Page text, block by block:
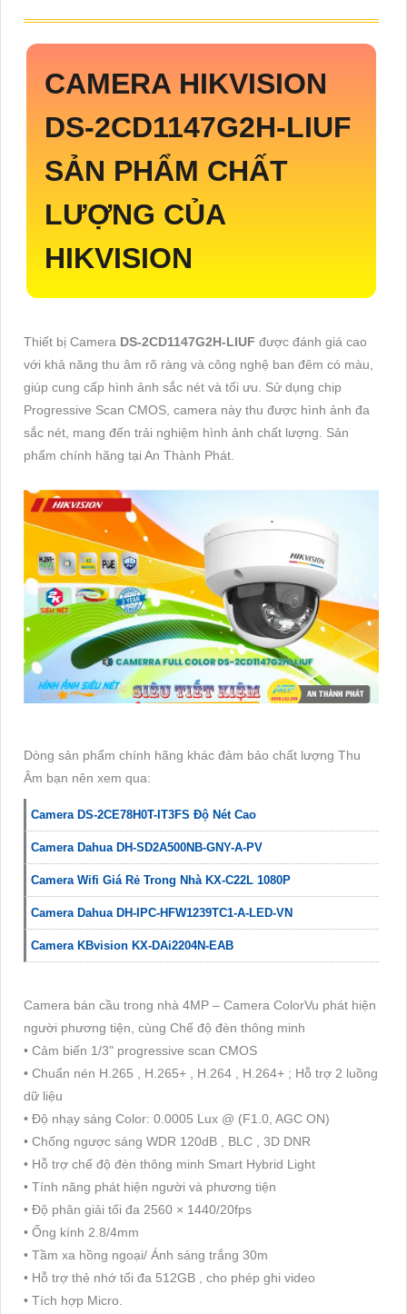
CAMERA HIKVISION
DS-2CD1147G2H-LIUF
SẢN PHẨM CHẤT
LƯỢNG CỦA
HIKVISION
Thiết bị Camera DS-2CD1147G2H-LIUF được đánh giá cao
với khả năng thu âm rõ ràng và công nghệ ban đêm có màu,
giúp cung cấp hình ảnh sắc nét và tối ưu. Sử dụng chip
Progressive Scan CMOS, camera này thu được hình ảnh đa
sắc nét, mang đến trải nghiệm hình ảnh chất lượng. Sản
phẩm chính hãng tại An Thành Phát.
Dòng sản phẩm chính hãng khác đảm bảo chất lượng Thu
Âm bạn nên xem qua:
Camera DS-2CE78H0T-IT3FS Độ Nét Cao
Camera Dahua DH-SD2A500NB-GNY-A-PV
Camera Wifi Giá Rẻ Trong Nhà KX-C22L 1080P
Camera Dahua DH-IPC-HFW1239TC1-A-LED-VN
Camera KBvision KX-DAi2204N-EAB
Camera bán cầu trong nhà 4MP – Camera ColorVu phát hiện
người phương tiện, cùng Chế độ đèn thông minh
• Cảm biến 1/3" progressive scan CMOS
• Chuẩn nén H.265 , H.265+ , H.264 , H.264+ ; Hỗ trợ 2 luồng
dữ liệu
• Độ nhạy sáng Color: 0.0005 Lux @ (F1.0, AGC ON)
• Chống ngược sáng WDR 120dB , BLC , 3D DNR
• Hỗ trợ chế độ đèn thông minh Smart Hybrid Light
• Tính năng phát hiện người và phương tiện
• Độ phân giải tối đa 2560 × 1440/20fps
• Ống kính 2.8/4mm
• Tầm xa hồng ngoại/ Ánh sáng trắng 30m
• Hỗ trợ thẻ nhớ tối đa 512GB , cho phép ghi video
• Tích hợp Micro.